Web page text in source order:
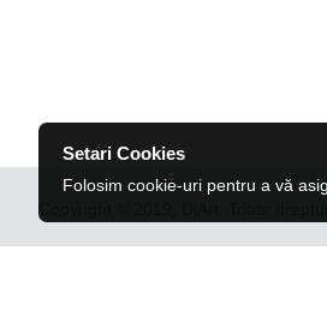
Setari Cookies
Folosim cookie-uri pentru a vă